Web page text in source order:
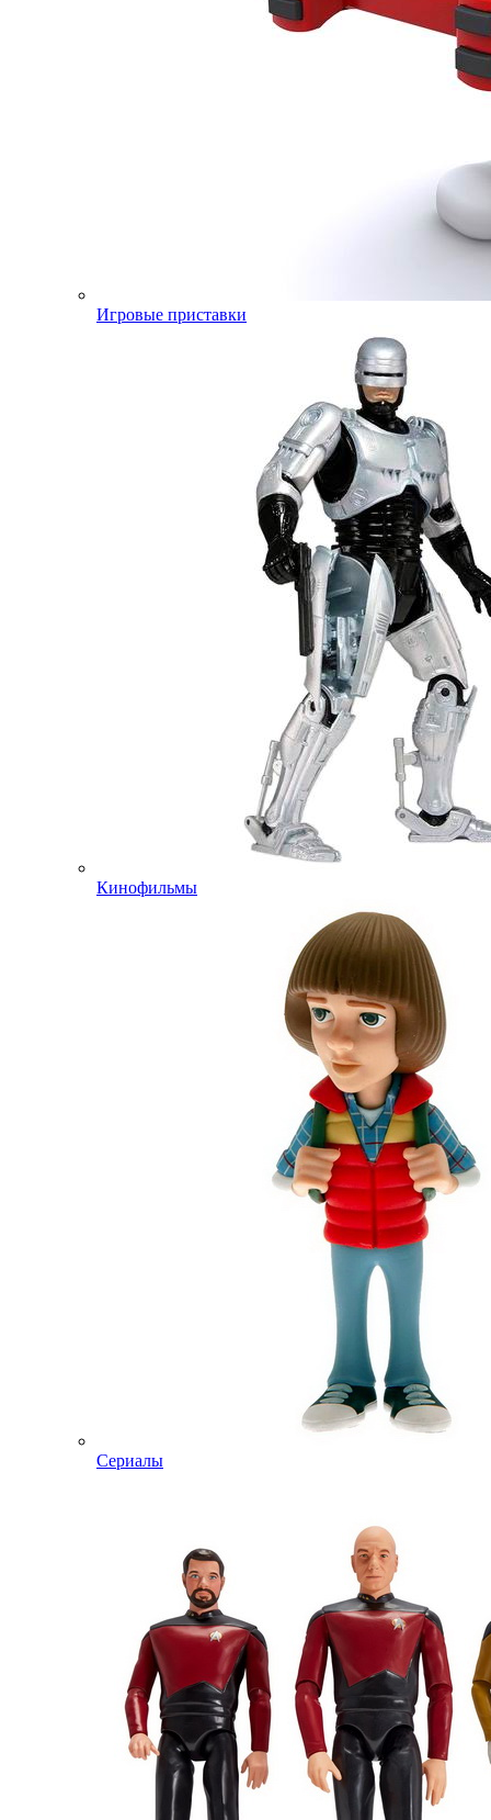
Игровые приставки
Кинофильмы
Сериалы